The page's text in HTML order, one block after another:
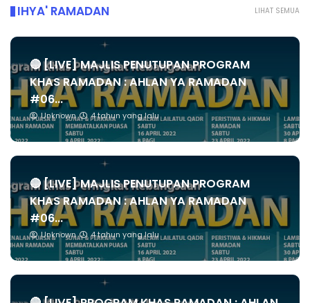
LIHAT SEMUA
IHYA' RAMADAN
🔴 [LIVE] MAJLIS PENUTUPAN PROGRAM
KHAS RAMADAN : AHLAN YA RAMADAN
#06...
Unknown 4 tahun yang lalu
🔴 [LIVE] MAJLIS PENUTUPAN PROGRAM
KHAS RAMADAN : AHLAN YA RAMADAN
#06...
Unknown 4 tahun yang lalu